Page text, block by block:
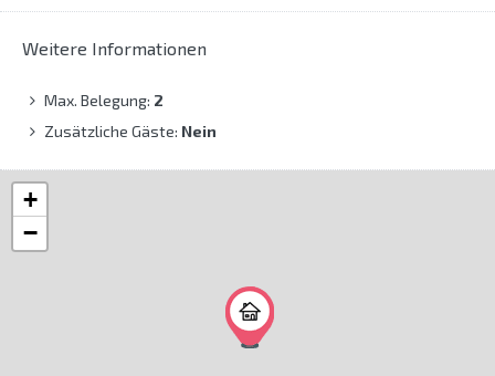
Weitere Informationen
Max. Belegung: 2
Zusätzliche Gäste: Nein
+
−